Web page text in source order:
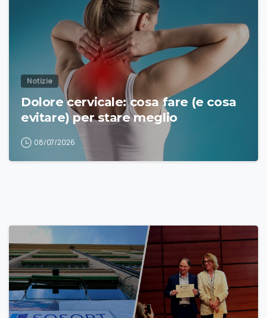
Notizie
Dolore cervicale: cosa fare (e cosa
evitare) per stare meglio
08/07/2026